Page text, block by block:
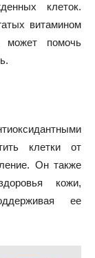
клеток.
витамином
помочь
клетки от
Он также
кожи,
ее